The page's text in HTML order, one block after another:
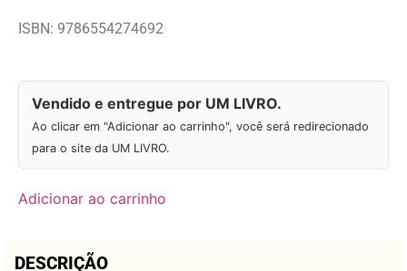
ISBN: 9786554274692
Vendido e entregue por UM LIVRO.
Ao clicar em "Adicionar ao carrinho", você será redirecionado
para o site da UM LIVRO.
Adicionar ao carrinho
DESCRIÇÃO